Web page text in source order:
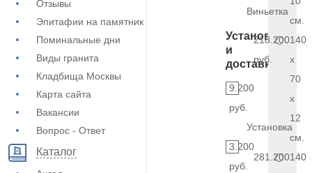
Отзывы
Эпитафии на памятник
Поминальные дни
Виды гранита
Кладбища Москвы
Карта сайта
Вакансии
Вопрос - Ответ
Каталог
Виньетка
Установка
и
доставка
9.200
руб.
Установка
3.200
руб.
см.
218.200
руб.
140
x
70
x
12
см.
281.200140